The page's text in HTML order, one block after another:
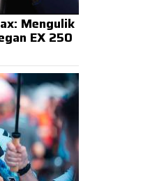
Mengulik
EX 250